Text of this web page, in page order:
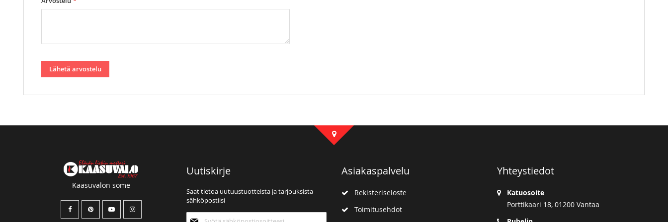
Lähetä arvostelu
Kaasuvalon some
Uutiskirje
Saat tietoa uutuustuotteista ja tarjouksista
sähköpostiisi
Asiakaspalvelu
Rekisteriseloste
Toimitusehdot
Yhteystiedot
Katuosoite
Porttikaari 18, 01200 Vantaa